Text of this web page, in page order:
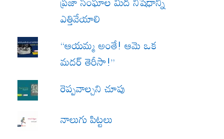
ఎత్తివేయాలి
“ఆయమ్మ అంతే! ఆమె ఒక
మదర్ తెరీసా!”
రెప్పవాల్చని చూపు
నాలుగు పిట్టలు